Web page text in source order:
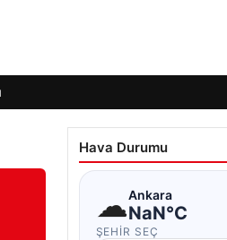
Hava Durumu
☁Ankara
NaN°C
ŞEHIR SEÇ